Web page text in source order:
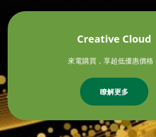
Creative Cloud
來電購買，享超低優惠價格
瞭解更多